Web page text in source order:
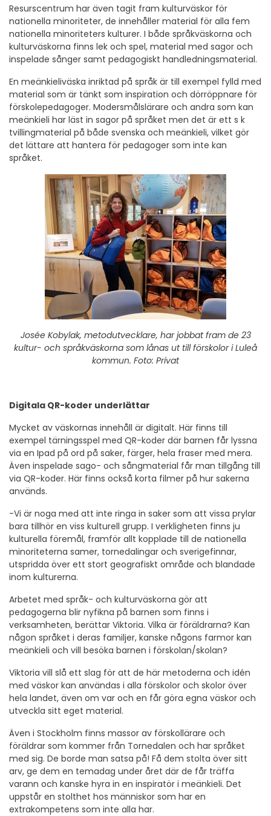
Resurscentrum har även tagit fram kulturväskor för
nationella minoriteter, de innehåller material för alla fem
nationella minoriteters kulturer. I både språkväskorna och
kulturväskorna finns lek och spel, material med sagor och
inspelade sånger samt pedagogiskt handledningsmaterial.
En meänkieliväska inriktad på språk är till exempel fylld med
material som är tänkt som inspiration och dörröppnare för
förskolepedagoger. Modersmålslärare och andra som kan
meänkieli har läst in sagor på språket men det är ett s k
tvillingmaterial på både svenska och meänkieli, vilket gör
det lättare att hantera för pedagoger som inte kan
språket.
Josée Kobylak, metodutvecklare, har jobbat fram de 23
kultur- och språkväskorna som lånas ut till förskolor i Luleå
kommun. Foto: Privat
Digitala QR-koder underlättar
Mycket av väskornas innehåll är digitalt. Här finns till
exempel tärningsspel med QR-koder där barnen får lyssna
via en Ipad på ord på saker, färger, hela fraser med mera.
Även inspelade sago- och sångmaterial får man tillgång till
via QR-koder. Här finns också korta filmer på hur sakerna
används.
-Vi är noga med att inte ringa in saker som att vissa prylar
bara tillhör en viss kulturell grupp. I verkligheten finns ju
kulturella föremål, framför allt kopplade till de nationella
minoriteterna samer, tornedalingar och sverigefinnar,
utspridda över ett stort geografiskt område och blandade
inom kulturerna.
Arbetet med språk- och kulturväskorna gör att
pedagogerna blir nyfikna på barnen som finns i
verksamheten, berättar Viktoria. Vilka är föräldrarna? Kan
någon språket i deras familjer, kanske någons farmor kan
meänkieli och vill besöka barnen i förskolan/skolan?
Viktoria vill slå ett slag för att de här metoderna och idén
med väskor kan användas i alla förskolor och skolor över
hela landet, även om var och en får göra egna väskor och
utveckla sitt eget material.
Även i Stockholm finns massor av förskollärare och
föräldrar som kommer från Tornedalen och har språket
med sig. De borde man satsa på! Få dem stolta över sitt
arv, ge dem en temadag under året där de får träffa
varann och kanske hyra in en inspiratör i meänkieli. Det
uppstår en stolthet hos människor som har en
extrakompetens som inte alla har.